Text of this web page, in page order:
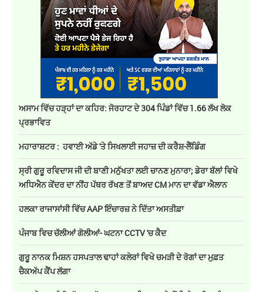
ਅਸਾਮ ਵਿੱਚ ਹੜ੍ਹਾਂ ਦਾ ਕਹਿਰ: ਜੋਰਹਾਟ ਦੇ 304 ਪਿੰਡਾਂ ਵਿੱਚ 1.66 ਲੱਖ ਲੋਕ
ਪ੍ਰਭਾਵਿਤ
ਮਹਾਰਾਸ਼ਟਰ : ਹਵਾਈ ਅੱਡੇ 'ਤੇ ਸਿਖਲਾਈ ਜਹਾਜ਼ ਦੀ ਕਰੈਸ਼-ਲੈਂਡਿੰਗ
ਸ੍ਰੀ ਗੁਰੂ ਰਵਿਦਾਸ ਜੀ ਦੀ ਬਾਣੀ ਮਨੁੱਖਤਾ ਲਈ ਚਾਨਣ ਮੁਨਾਰਾ; ਡੇਰਾ ਬੱਲਾਂ ਵਿਖੇ
ਅਧਿਐਨ ਕੇਂਦਰ ਦਾ ਨੀਂਹ ਪੱਥਰ ਰੱਖਣ ਤੋਂ ਬਾਅਦ CM ਮਾਨ ਦਾ ਵੱਡਾ ਐਲਾਨ
ਹਲਕਾ ਰਾਜਾਸਾਂਸੀ ਵਿੱਚ AAP ਇੰਚਾਰਜ਼ ਨੇ ਦਿੱਤਾ ਅਸਤੀਫ਼ਾ
ਪੰਜਾਬ ਵਿਚ ਚੱਲੀਆਂ ਗੋਲੀਆਂ- ਘਟਨਾ CCTV 'ਚ ਕੈਦ
ਗੁਰੂ ਨਾਨਕ ਮਿਸ਼ਨ ਹਸਪਤਾਲ ਢਾਹਾਂ ਕਲੇਰਾਂ ਵਿਖੇ ਚਮੜੀ ਦੇ ਰੋਗਾਂ ਦਾ ਮੁਫ਼ਤ
ਚੈਕਅੱਪ ਕੈਂਪ ਲੱਗਾ